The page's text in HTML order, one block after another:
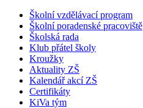
Školní vzdělávací program
Školní poradenské pracoviště
Školská rada
Klub přátel školy
Kroužky
Aktuality ZŠ
Kalendář akcí ZŠ
Certifikáty
KiVa tým